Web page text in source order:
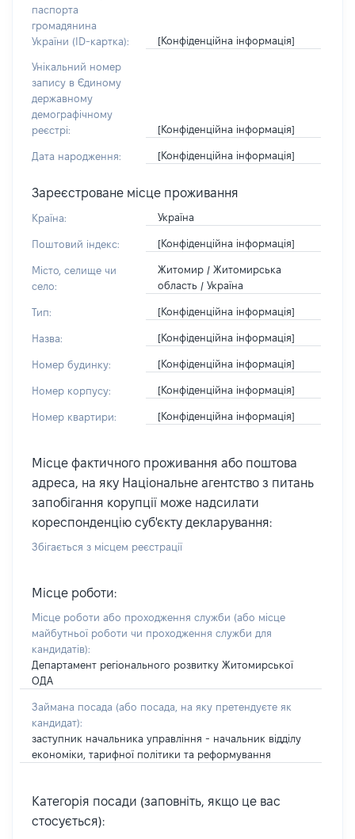
паспорта
громадянина
України (ID-картка):
[Конфіденційна інформація]
Унікальний номер
запису в Єдиному
державному
демографічному
реєстрі:
[Конфіденційна інформація]
Дата народження: [Конфіденційна інформація]
Зареєстроване місце проживання
Країна: Україна
Поштовий індекс: [Конфіденційна інформація]
Місто, селище чи
село:
Житомир / Житомирська
область / Україна
Тип: [Конфіденційна інформація]
Назва: [Конфіденційна інформація]
Номер будинку: [Конфіденційна інформація]
Номер корпусу: [Конфіденційна інформація]
Номер квартири: [Конфіденційна інформація]
Місце фактичного проживання або поштова
адреса, на яку Національне агентство з питань
запобігання корупції може надсилати
кореспонденцію суб'єкту декларування:
Збігається з місцем реєстрації
Місце роботи:
Місце роботи або проходження служби (або місце
майбутньої роботи чи проходження служби для
кандидатів):
Департамент регіонального розвитку Житомирської
ОДА
Займана посада (або посада, на яку претендуєте як
кандидат):
заступник начальника управління - начальник відділу
економіки, тарифної політики та реформування
Категорія посади (заповніть, якщо це вас
стосується):